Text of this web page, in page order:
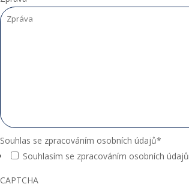
Souhlas se zpracováním osobních údajů*
Souhlasím se zpracováním osobních údajů
CAPTCHA